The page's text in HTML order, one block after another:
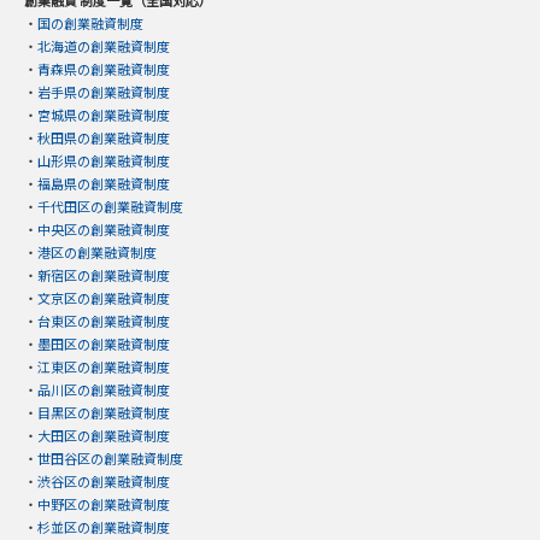
・ 国の創業融資制度
・ 北海道の創業融資制度
・ 青森県の創業融資制度
・ 岩手県の創業融資制度
・ 宮城県の創業融資制度
・ 秋田県の創業融資制度
・ 山形県の創業融資制度
・ 福島県の創業融資制度
・ 千代田区の創業融資制度
・ 中央区の創業融資制度
・ 港区の創業融資制度
・ 新宿区の創業融資制度
・ 文京区の創業融資制度
・ 台東区の創業融資制度
・ 墨田区の創業融資制度
・ 江東区の創業融資制度
・ 品川区の創業融資制度
・ 目黒区の創業融資制度
・ 大田区の創業融資制度
・ 世田谷区の創業融資制度
・ 渋谷区の創業融資制度
・ 中野区の創業融資制度
・ 杉並区の創業融資制度